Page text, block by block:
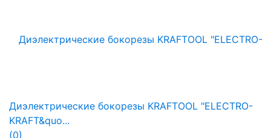
Диэлектрические бокорезы KRAFTOOL "ELECTRO-
KRAFT&quo...
(0)